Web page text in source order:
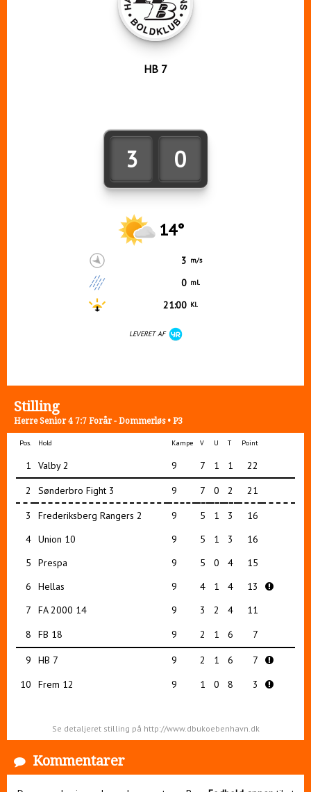
3 0
14°
3 m/s
0 ml.
21:00 Kl.
LEVERET AF
HB 7
Stilling
Herre Senior 4 7:7 Forår - Dommerløs • P3
Pos. Hold Kampe V U T Point
1 Valby 2 9 7 1 1
22
2
Sønderbro Fight 3 9 7 0 2
21
3
Frederiksberg Rangers 2 9 5 1 3
16
4 Union 10 9 5 1 3
16
5
Prespa 9 5 0 4
15
6
Hellas 9 4 1 4
13
7
FA 2000 14 9 3 2 4
11
8
FB 18 9 2 1 6 7
9 HB 7 9 2 1 6
7
10
Frem 12 9 1 0 8 3
Se detaljeret stilling på http://www.dbukoebenhavn.dk
Kommentarer